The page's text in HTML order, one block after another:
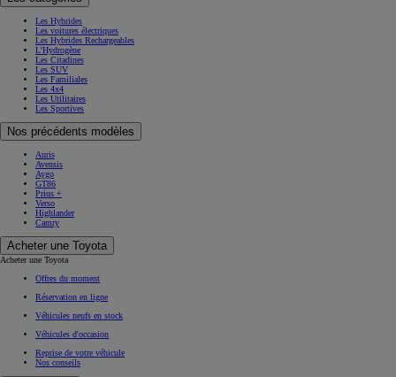
Les Hybrides
Les voitures électriques
Les Hybrides Rechargeables
L'Hydrogène
Les Citadines
Les SUV
Les Familiales
Les 4x4
Les Utilitaires
Les Sportives
Nos précédents modèles
Auris
Avensis
Aygo
GT86
Prius +
Verso
Highlander
Camry
Acheter une Toyota
Acheter une Toyota
Offres du moment
Réservation en ligne
Véhicules neufs en stock
Véhicules d'occasion
Reprise de votre véhicule
Nos conseils